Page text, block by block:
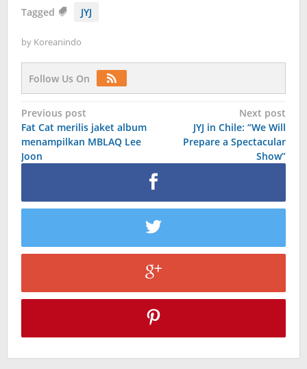
Tagged JYJ
by Koreanindo
Follow Us On
Post
navigation
Previous post
Fat Cat merilis jaket album
menampilkan MBLAQ Lee
Joon
Next post
JYJ in Chile: “We Will
Prepare a Spectacular
Show”